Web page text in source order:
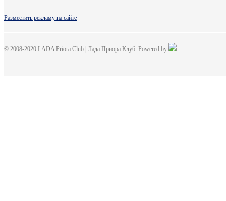
Разместить рекламу на сайте
© 2008-2020 LADA Priora Club | Лада Приора Клуб. Powered by